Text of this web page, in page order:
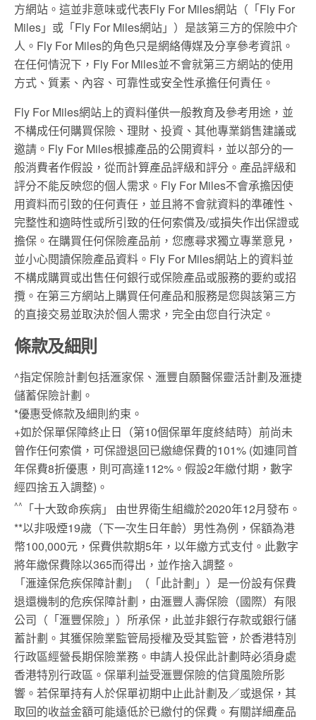
方網站。這並非意味或代表Fly For Miles網站（「Fly For
Miles」或「Fly For Miles網站」）是該第三方的保險中介
人。Fly For Miles的角色只是網絡傳媒及分享參考資訊。
在任何情況下，Fly For Miles並不會就第三方網站的使用
方式、質素、內容、可靠性或安全性承擔任何責任。
Fly For Miles網站上的資料僅供一般教育及參考用途，並
不構成任何購買保險、理財、投資、其他專業銷售建議或
邀請。Fly For Miles根據產品的公開資料，並以部分的一
般消費者作假設，從而計算產品評級和評分。產品評級和
評分不能反映您的個人需求。Fly For Miles不會承擔因使
用資料而引致的任何責任，並且將不會就資料的準確性、
完整性和適時性或所引致的任何索償及/或損失作出保證或
擔保。在購買任何保險產品前，您應尋求獨立專業意見，
並小心閱讀保險產品資料。Fly For Miles網站上的資料並
不構成購買或出售任何銀行或保險產品或服務的要約或招
攬。在第三方網站上購買任何產品和服務是您與該第三方
的直接交易並取決於個人需求，完全由您自行決定。
條款及細則
^指定保險計劃包括滙家保、滙豐自願醫保靈活計劃及滙捷
儲蓄保險計劃。
*優惠受條款及細則約束。
+如於保單保障終止日（第10個保單年度終結時）前尚未
曾作任何索償，可保證退回已繳總保費的101% (如連同首
年保費8折優惠，則可高達112%。假設2年繳付期，數字
經四捨五入調整)。
^^
「十大致命疾病」 由世界衛生組織於2020年12月發布。
**以非吸煙19歲（下一次生日年齡）男性為例，保額為港
幣100,000元，保費供款期5年，以年繳方式支付。此數字
將年繳保費除以365而得出，並作捨入調整。
「滙達保危疾保障計劃」（「此計劃」）是一份設有保費
退還機制的危疾保障計劃，由滙豐人壽保險（國際）有限
公司（「滙豐保險」）所承保，此並非銀行存款或銀行儲
蓄計劃。其獲保險業監管局授權及受其監管，於香港特別
行政區經營長期保險業務。申請人投保此計劃時必須身處
香港特別行政區。保單利益受滙豐保險的信貸風險所影
響。若保單持有人於保單初期中止此計劃及／或退保，其
取回的收益金額可能遠低於已繳付的保費。有關詳細產品